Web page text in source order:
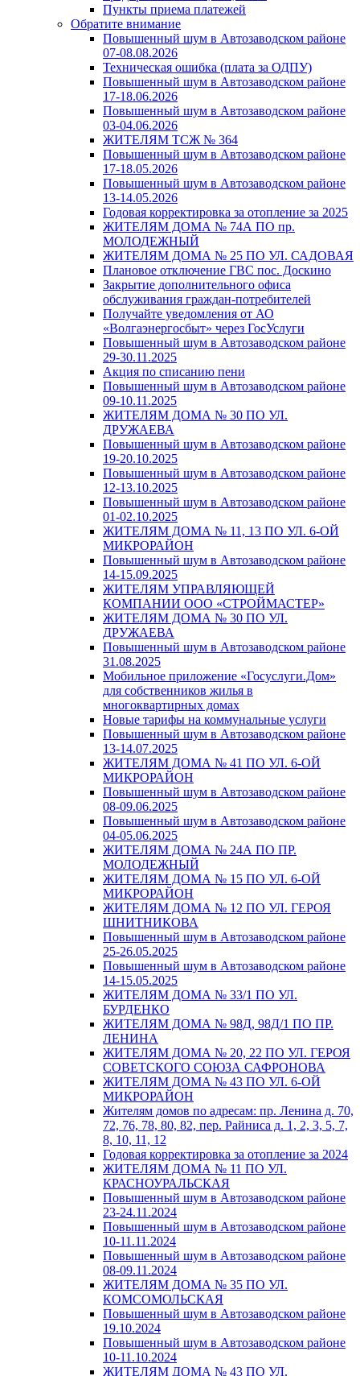
Пункты приема платежей
Обратите внимание
Повышенный шум в Автозаводском районе
07-08.08.2026
Техническая ошибка (плата за ОДПУ)
Повышенный шум в Автозаводском районе
17-18.06.2026
Повышенный шум в Автозаводском районе
03-04.06.2026
ЖИТЕЛЯМ ТСЖ № 364
Повышенный шум в Автозаводском районе
17-18.05.2026
Повышенный шум в Автозаводском районе
13-14.05.2026
Годовая корректировка за отопление за 2025
ЖИТЕЛЯМ ДОМА № 74А ПО пр.
МОЛОДЕЖНЫЙ
ЖИТЕЛЯМ ДОМА № 25 ПО УЛ. САДОВАЯ
Плановое отключение ГВС пос. Доскино
Закрытие дополнительного офиса
обслуживания граждан-потребителей
Получайте уведомления от АО
«Волгаэнергосбыт» через ГосУслуги
Повышенный шум в Автозаводском районе
29-30.11.2025
Акция по списанию пени
Повышенный шум в Автозаводском районе
09-10.11.2025
ЖИТЕЛЯМ ДОМА № 30 ПО УЛ.
ДРУЖАЕВА
Повышенный шум в Автозаводском районе
19-20.10.2025
Повышенный шум в Автозаводском районе
12-13.10.2025
Повышенный шум в Автозаводском районе
01-02.10.2025
ЖИТЕЛЯМ ДОМА № 11, 13 ПО УЛ. 6-ОЙ
МИКРОРАЙОН
Повышенный шум в Автозаводском районе
14-15.09.2025
ЖИТЕЛЯМ УПРАВЛЯЮЩЕЙ
КОМПАНИИ ООО «СТРОЙМАСТЕР»
ЖИТЕЛЯМ ДОМА № 30 ПО УЛ.
ДРУЖАЕВА
Повышенный шум в Автозаводском районе
31.08.2025
Мобильное приложение «Госуслуги.Дом»
для собственников жилья в
многоквартирных домах
Новые тарифы на коммунальные услуги
Повышенный шум в Автозаводском районе
13-14.07.2025
ЖИТЕЛЯМ ДОМА № 41 ПО УЛ. 6-ОЙ
МИКРОРАЙОН
Повышенный шум в Автозаводском районе
08-09.06.2025
Повышенный шум в Автозаводском районе
04-05.06.2025
ЖИТЕЛЯМ ДОМА № 24А ПО ПР.
МОЛОДЕЖНЫЙ
ЖИТЕЛЯМ ДОМА № 15 ПО УЛ. 6-ОЙ
МИКРОРАЙОН
ЖИТЕЛЯМ ДОМА № 12 ПО УЛ. ГЕРОЯ
ШНИТНИКОВА
Повышенный шум в Автозаводском районе
25-26.05.2025
Повышенный шум в Автозаводском районе
14-15.05.2025
ЖИТЕЛЯМ ДОМА № 33/1 ПО УЛ.
БУРДЕНКО
ЖИТЕЛЯМ ДОМА № 98Д, 98Д/1 ПО ПР.
ЛЕНИНА
ЖИТЕЛЯМ ДОМА № 20, 22 ПО УЛ. ГЕРОЯ
СОВЕТСКОГО СОЮЗА САФРОНОВА
ЖИТЕЛЯМ ДОМА № 43 ПО УЛ. 6-ОЙ
МИКРОРАЙОН
Жителям домов по адресам: пр. Ленина д. 70,
72, 76, 78, 80, 82, пер. Райниса д. 1, 2, 3, 5, 7,
8, 10, 11, 12
Годовая корректировка за отопление за 2024
ЖИТЕЛЯМ ДОМА № 11 ПО УЛ.
КРАСНОУРАЛЬСКАЯ
Повышенный шум в Автозаводском районе
23-24.11.2024
Повышенный шум в Автозаводском районе
10-11.11.2024
Повышенный шум в Автозаводском районе
08-09.11.2024
ЖИТЕЛЯМ ДОМА № 35 ПО УЛ.
КОМСОМОЛЬСКАЯ
Повышенный шум в Автозаводском районе
19.10.2024
Повышенный шум в Автозаводском районе
10-11.10.2024
ЖИТЕЛЯМ ДОМА № 43 ПО УЛ.